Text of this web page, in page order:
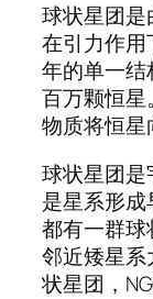
球状星团是
在引力作用
年的单一
百万颗恒星
物质将恒星
球状星团是
是星系形
都有一群球
邻近矮星
状星团，